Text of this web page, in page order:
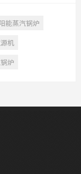
能蒸汽锅炉
机
炉